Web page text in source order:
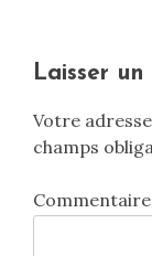
Laisser
Votre
champs
Commentaire